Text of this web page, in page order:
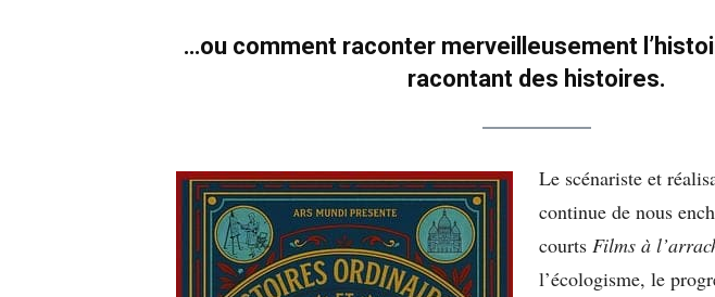
…ou comment raconter merveilleusement
racontant des histoires.
Le scénariste et
continue de nous
courts Films à
l’écologisme, le